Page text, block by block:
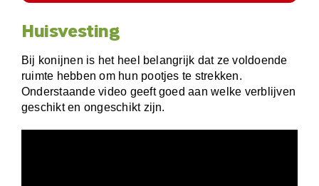
Huisvesting
Bij konijnen is het heel belangrijk dat ze voldoende
ruimte hebben om hun pootjes te strekken.
Onderstaande video geeft goed aan welke verblijven
geschikt en ongeschikt zijn.